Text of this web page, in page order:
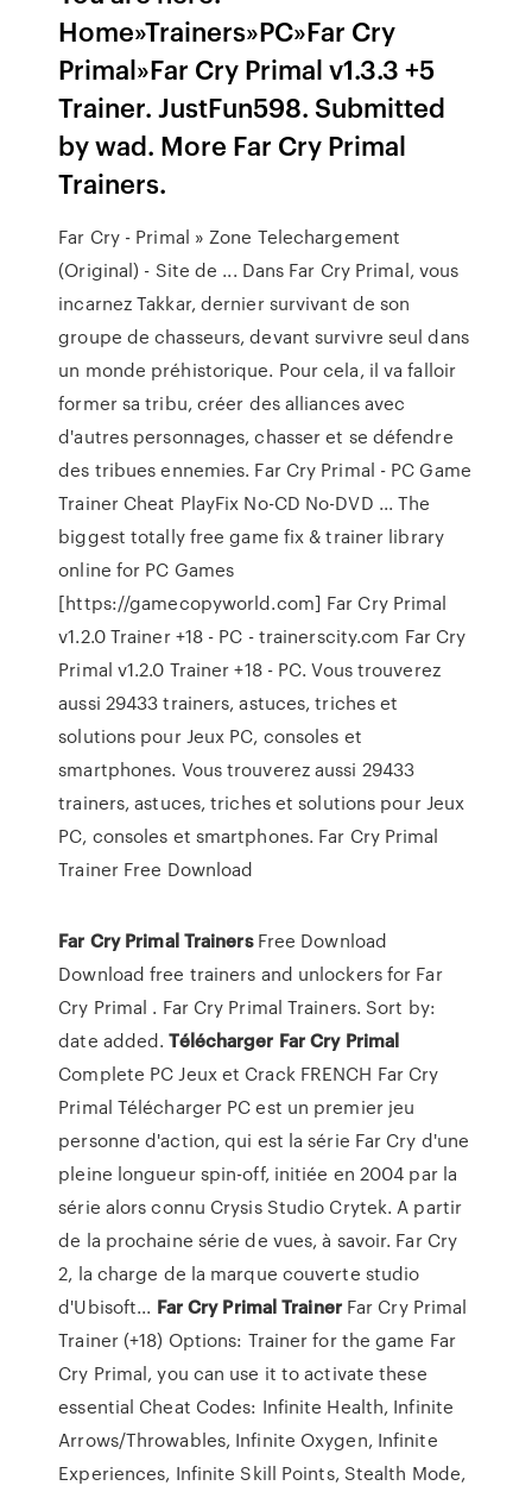
Home»Trainers»PC»Far Cry
Primal»Far Cry Primal v1.3.3 +5
Trainer. JustFun598. Submitted
by wad. More Far Cry Primal
Trainers.
Far Cry - Primal » Zone Telechargement
(Original) - Site de ... Dans Far Cry Primal, vous
incarnez Takkar, dernier survivant de son
groupe de chasseurs, devant survivre seul dans
un monde préhistorique. Pour cela, il va falloir
former sa tribu, créer des alliances avec
d'autres personnages, chasser et se défendre
des tribues ennemies. Far Cry Primal - PC Game
Trainer Cheat PlayFix No-CD No-DVD ... The
biggest totally free game fix & trainer library
online for PC Games
[https://gamecopyworld.com] Far Cry Primal
v1.2.0 Trainer +18 - PC - trainerscity.com Far Cry
Primal v1.2.0 Trainer +18 - PC. Vous trouverez
aussi 29433 trainers, astuces, triches et
solutions pour Jeux PC, consoles et
smartphones. Vous trouverez aussi 29433
trainers, astuces, triches et solutions pour Jeux
PC, consoles et smartphones. Far Cry Primal
Trainer Free Download
Far Cry Primal TrainersFree Download
Download free trainers and unlockers for Far
Cry Primal . Far Cry Primal Trainers. Sort by:
date added.Télécharger FarCry Primal
Complete PC Jeux et Crack FRENCH Far Cry
Primal Télécharger PC est un premier jeu
personne d'action, qui est la série Far Cry d'une
pleine longueur spin-off, initiée en 2004 par la
série alors connu Crysis Studio Crytek. A partir
de la prochaine série de vues, à savoir. Far Cry
2, la charge de la marque couverte studio
d'Ubisoft... FarCry PrimalTrainerFar Cry Primal
Trainer (+18) Options: Trainer for the game Far
Cry Primal, you can use it to activate these
essential Cheat Codes: Infinite Health, Infinite
Arrows/Throwables, Infinite Oxygen, Infinite
Experiences, Infinite Skill Points, Stealth Mode,